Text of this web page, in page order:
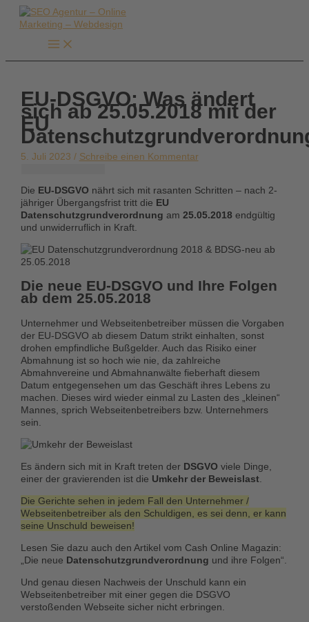
Zum
Inhalt
EU-DSGVO: Was ändert
sich ab 25.05.2018 mit der
EU
5. Juli 2023 / Schreibe einen Kommentar
Die EU-DSGVO nährt sich mit rasanten Schritten – nach 2-
jähriger Übergangsfrist tritt die EU
Datenschutzgrundverordnung am 25.05.2018 endgültig
und unwiderruflich in Kraft.
Die neue EU-DSGVO und Ihre Folgen
ab dem 25.05.2018
Unternehmer und Webseitenbetreiber müssen die Vorgaben
der EU-DSGVO ab diesem Datum strikt einhalten, sonst
drohen empfindliche Bußgelder. Auch das Risiko einer
Abmahnung ist so hoch wie nie, da zahlreiche
Abmahnvereine und Abmahnanwälte fieberhaft diesem
Datum entgegensehen um das Geschäft ihres Lebens zu
machen. Dieses wird wieder einmal zu Lasten des „kleinen“
Mannes, sprich Webseitenbetreibers bzw. Unternehmers
sein.
Es ändern sich mit in Kraft treten der DSGVO viele Dinge,
einer der gravierenden ist die Umkehr der Beweislast.
Die Gerichte sehen in jedem Fall den Unternehmer /
Webseitenbetreiber als den Schuldigen, es sei denn, er kann
seine Unschuld beweisen!
Lesen Sie dazu auch den Artikel vom Cash Online Magazin:
„Die neue Datenschutzgrundverordnung und ihre Folgen“.
Und genau diesen Nachweis der Unschuld kann ein
Webseitenbetreiber mit einer gegen die DSGVO
verstoßenden Webseite sicher nicht erbringen.